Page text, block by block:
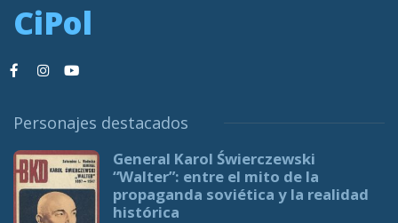
CiPol
Personajes destacados
General Karol Świerczewski
“Walter”: entre el mito de la
propaganda soviética y la realidad
histórica